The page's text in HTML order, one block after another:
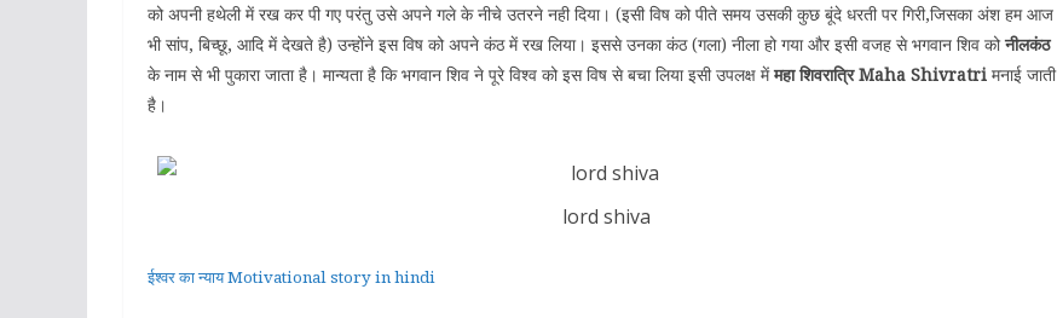
को अपनी हथेली में रख कर पी गए परंतु उसे अपने गले के नीचे उतरने नही दिया। (इसी विष को पीते समय उसकी कुछ बूंदे धरती पर गिरी,जिसका अंश हम आज
भी सांप, बिच्छू, आदि में देखते है) उन्होंने इस विष को अपने कंठ में रख लिया। इससे उनका कंठ (गला) नीला हो गया और इसी वजह से भगवान शिव कोनीलकंठ
के नाम से भी पुकारा जाता है। मान्यता है कि भगवान शिव ने पूरे विश्व को इस विष से बचा लिया इसी उपलक्ष मेंमहा शिवरात्रि Maha Shivratri मनाई जाती
है।
lord shiva
ईश्वर का न्याय Motivational story in hindi